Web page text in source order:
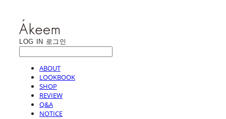
LOG IN 로그인
ABOUT
LOOKBOOK
SHOP
REVIEW
Q&A
NOTICE